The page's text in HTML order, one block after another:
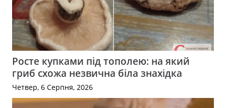
Росте купками під тополею: на який
гриб схожа незвична біла знахідка
Четвер, 6 Серпня, 2026